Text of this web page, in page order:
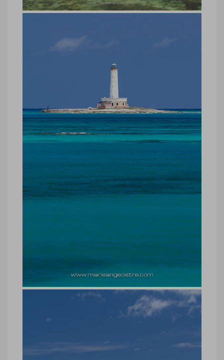
Bahamas, île Crooked Island
Bahamas, île Crooked Island © Marie-